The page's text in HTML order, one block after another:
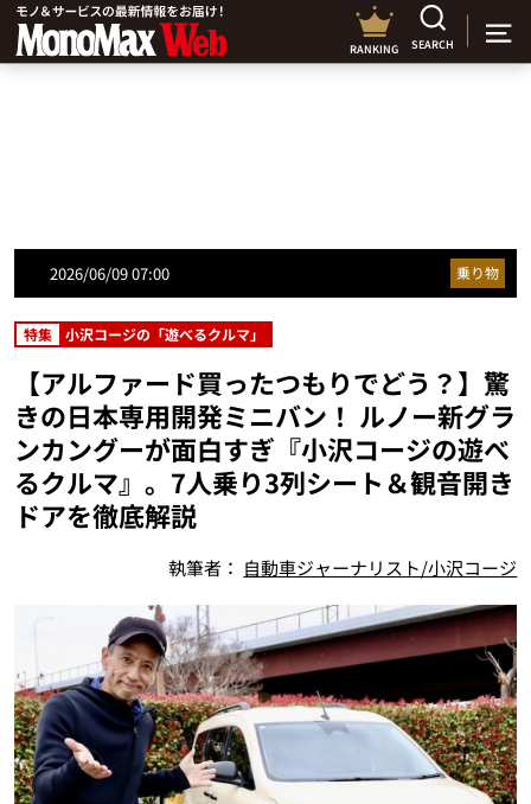
RANKING SEARCH
2026/06/09 07:00 乗り物
特集 小沢コージの「遊べるクルマ」
【アルファード買ったつもりでどう？】驚
きの日本専用開発ミニバン！ ルノー新グラ
ンカングーが面白すぎ『小沢コージの遊べ
るクルマ』。7人乗り3列シート＆観音開き
ドアを徹底解説
執筆者： 自動車ジャーナリスト/小沢コージ